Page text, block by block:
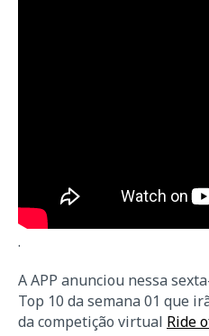
.
A APP anunciou nessa
Top 10 da semana 01 que
da competição virtual Ride